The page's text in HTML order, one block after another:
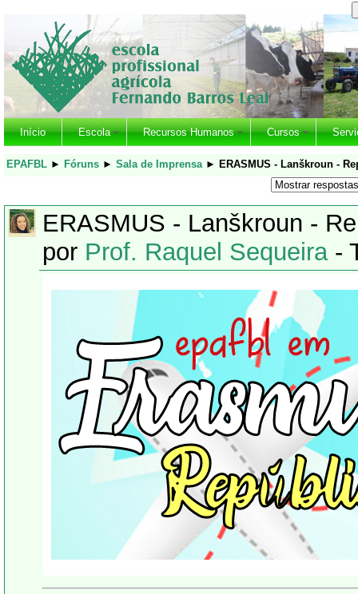
Início Escola Recursos Humanos Cursos
EPAFBL ► Fóruns ► Sala de Imprensa ► ERASMUS - Lanškroun -
ERASMUS - Lanškroun -
por Prof. Raquel Sequeira-